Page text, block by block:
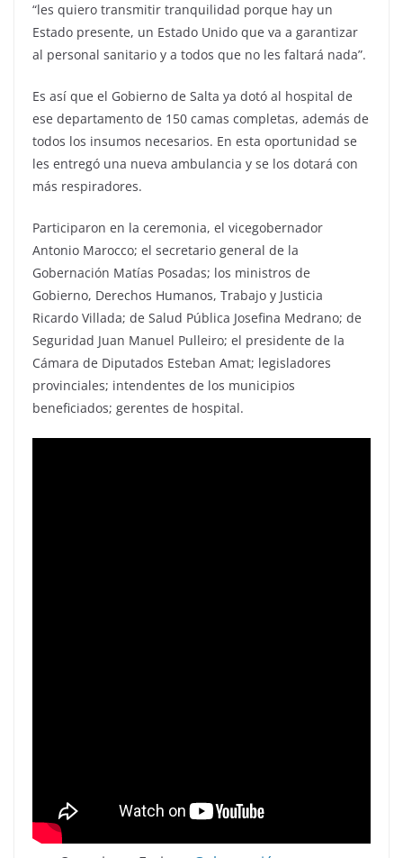
“les quiero transmitir tranquilidad porque hay un
Estado presente, un Estado Unido que va a garantizar
al personal sanitario y a todos que no les faltará nada”.
Es así que el Gobierno de Salta ya dotó al hospital de
ese departamento de 150 camas completas, además de
todos los insumos necesarios. En esta oportunidad se
les entregó una nueva ambulancia y se los dotará con
más respiradores.
Participaron en la ceremonia, el vicegobernador
Antonio Marocco; el secretario general de la
Gobernación Matías Posadas; los ministros de
Gobierno, Derechos Humanos, Trabajo y Justicia
Ricardo Villada; de Salud Pública Josefina Medrano; de
Seguridad Juan Manuel Pulleiro; el presidente de la
Cámara de Diputados Esteban Amat; legisladores
provinciales; intendentes de los municipios
beneficiados; gerentes de hospital.